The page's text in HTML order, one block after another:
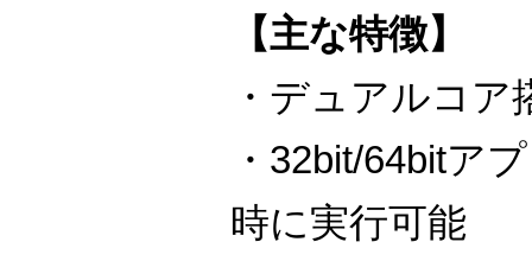
【主な特徴】
・デュアルコア
・32bit/64bitア
時に実行可能